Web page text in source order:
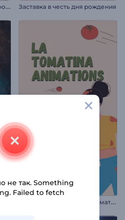
С
лайд-шоу с эффектными фотопереходами Заставка в честь дня рождения
А
нимации к празднику Томатина
не так. Something
Failed to fetch